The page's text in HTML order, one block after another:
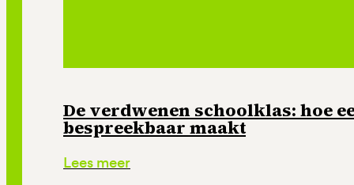
De verdwenen schoolklas: hoe
bespreekbaar maakt
Lees meer